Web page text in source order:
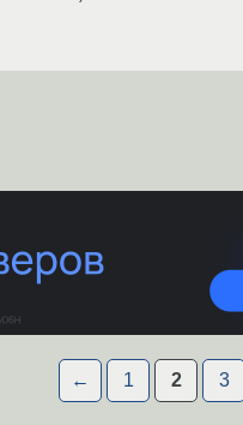
← 1 2 3